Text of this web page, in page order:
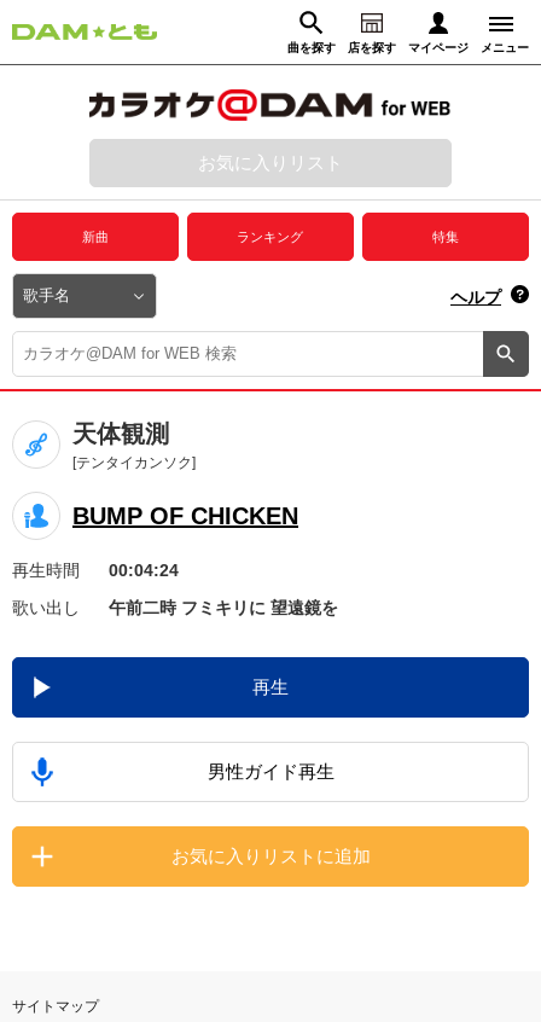
曲を探す 店を探す マイページ メニュー
動画からさがす 録音からさがす
ログイン
プレミアムサービス
DAM★とも動画
DAM★とも録音
カラオケ＠DAM
ユーザー検索
キャンペーン
お知らせ よくあるご質問
DAMの新曲・ランキングなど
カラオケ最新情報をチェック！
家族や友達と一緒に！練習にも！
お気に入りリスト
新曲 ランキング 特集
ヘルプ
天体観測
[テンタイカンソク]
BUMP OF CHICKEN
再生時間
00:04:24
歌い出し
午前二時 フミキリに 望遠鏡を
再生
男性ガイド再生
お気に入りリストに追加
サイトマップ